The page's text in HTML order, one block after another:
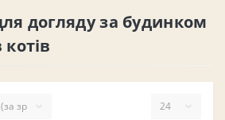
догляду за будинком